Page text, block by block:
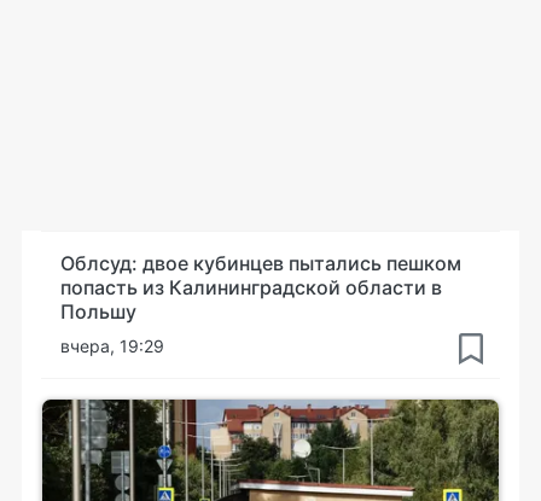
Облсуд: двое кубинцев пытались пешком
попасть из Калининградской области в
Польшу
вчера, 19:29